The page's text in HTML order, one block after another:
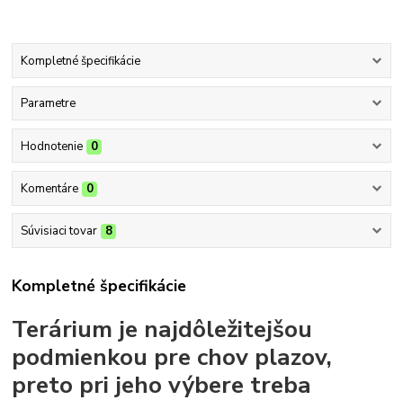
Kompletné špecifikácie
Parametre
Hodnotenie 0
Komentáre 0
Súvisiaci tovar 8
Kompletné špecifikácie
Terárium je najdôležitejšou
podmienkou pre chov plazov,
preto pri jeho výbere treba